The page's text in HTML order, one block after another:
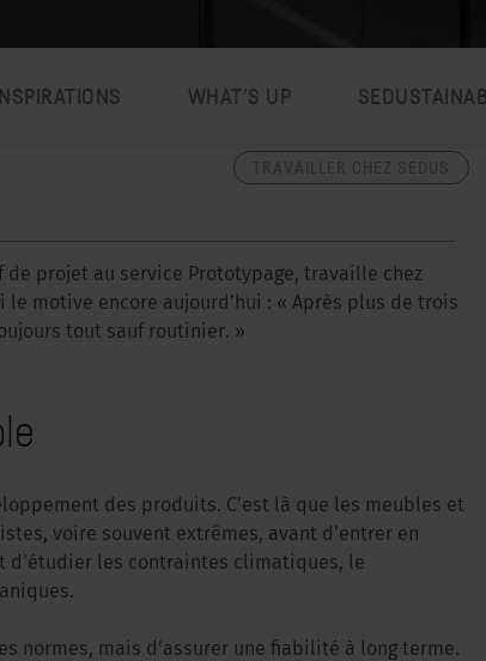
WHAT’S UP
de projet au service Prototypage, travaille chez
motive encore aujourd’hui : « Après plus de trois
tout sauf routinier. »
des produits. C’est là que les meubles et
voire souvent extrêmes, avant d’entrer en
d’étudier les contraintes climatiques, le
normes, mais d’assurer une fiabilité à long terme.